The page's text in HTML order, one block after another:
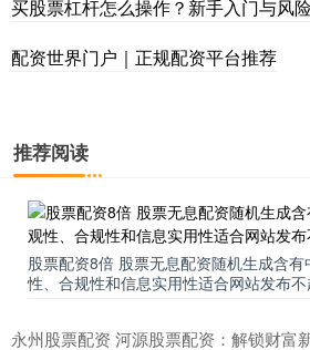
买股票杠杆怎么操作？新手入门与风
配资世界门户｜正规配资平台推荐
推荐阅读
股票配资8倍 股票无息配资随机生成含
性、合规性和信息实用性适合网站发布
永州股票配资 河源股票配资：解锁财富